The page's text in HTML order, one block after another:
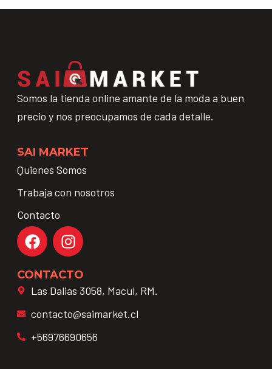
Somos la tienda online amante de la moda a buen
precio y nos preocupamos de cada detalle.
SAI MARKET
Quienes Somos
Trabaja con nosotros
Contacto
CONTACTO
Las Dalias 3058, Macul, RM.
contacto@saimarket.cl
+56976690656